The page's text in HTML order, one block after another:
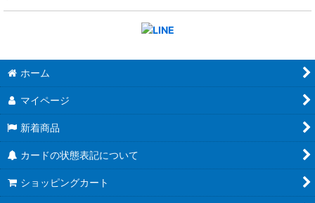
ホーム
マイページ
新着商品
カードの状態表記について
ショッピングカート